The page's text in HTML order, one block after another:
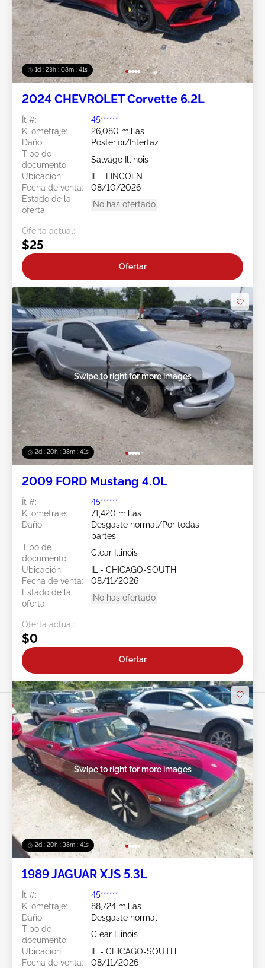
1d : 23h : 08m : 38s
2024 CHEVROLET Corvette 6.2L
Ít #:
45******
Kilometraje:
26,080 millas
Daño:
Posterior/Interfaz
Tipo de
documento:
Salvage Illinois
Ubicación:
IL - LINCOLN
Fecha de venta:
08/10/2026
Estado de la
oferta:
No has ofertado
Oferta actual:
$25
Ofertar
2d : 20h : 38m : 38s
Swipe to right for more images
2009 FORD Mustang 4.0L
Ít #:
45******
Kilometraje:
71,420 millas
Daño:
Desgaste normal/Por todas
partes
Tipo de
documento:
Clear Illinois
Ubicación:
IL - CHICAGO-SOUTH
Fecha de venta:
08/11/2026
Estado de la
oferta:
No has ofertado
Oferta actual:
$0
Ofertar
2d : 20h : 38m : 38s
Swipe to right for more images
1989 JAGUAR XJS 5.3L
Ít #:
45******
Kilometraje:
88,724 millas
Daño:
Desgaste normal
Tipo de
documento:
Clear Illinois
Ubicación:
IL - CHICAGO-SOUTH
Fecha de venta:
08/11/2026